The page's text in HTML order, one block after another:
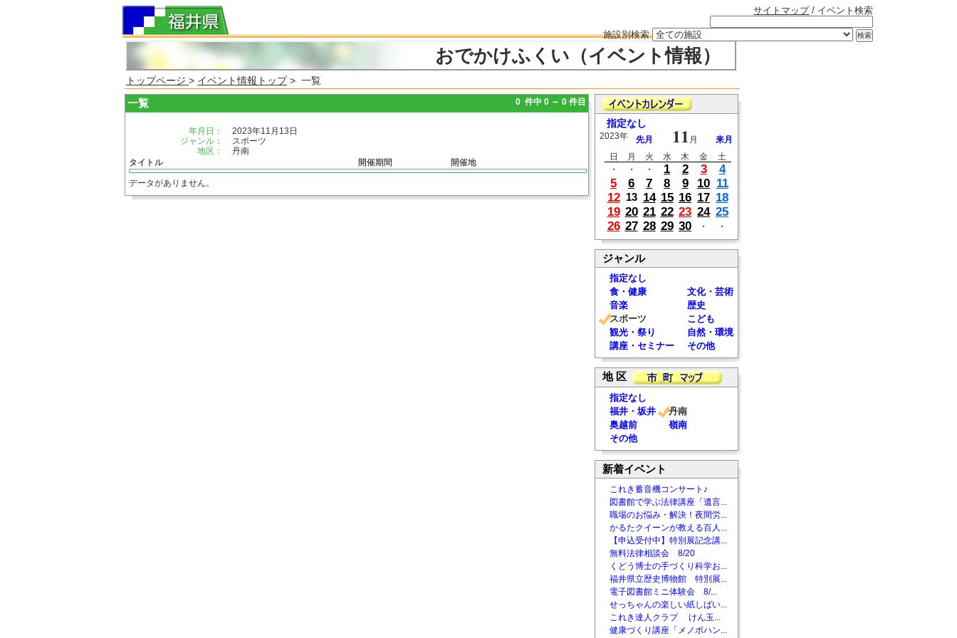
サイトマップ/ イベント検索
施設別検索
おでかけふくい（イベント情報）
トップページ > イベント情報トップ> 一覧
一覧 0 件中 0 ～ 0 件目
年月日：
2023年11月13日
ジャンル：
スポーツ
地区：
丹南
タイトル
開催期間 開催地
データがありません。
指定なし
2023年 先月 11 月
来月
日
月 火 水 木 金
土
・
・ ・ 1 2 3
4
5
6 7 8 9 10 11
12 13 14 15 16 17 18
19 20 21 22 23 24 25
26 27 28 29 30 ・ ・
ジャンル
指定なし
食・健康
文化・芸術
音楽
歴史
スポーツ
こども
観光・祭り
自然・環境
講座・セミナー
その他
地 区
指定なし
福井・坂井
丹南
奥越前
嶺南
その他
新着イベント
これき蓄音機コンサート♪
図書館で学ぶ法律講座「遺言...
職場のお悩み・解決！夜間労...
かるたクイーンが教える百人...
【申込受付中】特別展記念講...
無料法律相談会 8/20
くどう博士の手づくり科学お...
福井県立歴史博物館 特別展...
電子図書館ミニ体験会 8/...
せっちゃんの楽しい紙しばい...
これき達人クラブ けん玉...
健康づくり講座「メノポハン...